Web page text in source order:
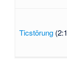
Ticstörung